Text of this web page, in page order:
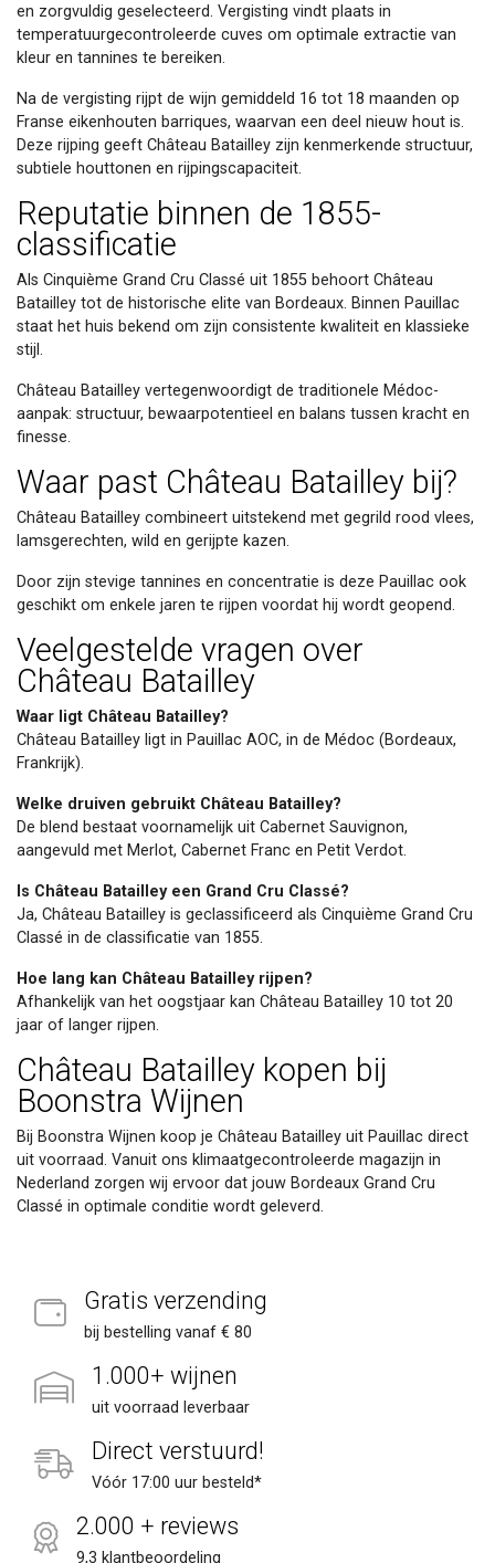
en zorgvuldig geselecteerd. Vergisting vindt plaats in
temperatuurgecontroleerde cuves om optimale extractie van
kleur en tannines te bereiken.
Na de vergisting rijpt de wijn gemiddeld 16 tot 18 maanden op
Franse eikenhouten barriques, waarvan een deel nieuw hout is.
Deze rijping geeft Château Batailley zijn kenmerkende structuur,
subtiele houttonen en rijpingscapaciteit.
Reputatie binnen de 1855-
classificatie
Als Cinquième Grand Cru Classé uit 1855 behoort Château
Batailley tot de historische elite van Bordeaux. Binnen Pauillac
staat het huis bekend om zijn consistente kwaliteit en klassieke
stijl.
Château Batailley vertegenwoordigt de traditionele Médoc-
aanpak: structuur, bewaarpotentieel en balans tussen kracht en
finesse.
Waar past Château Batailley bij?
Château Batailley combineert uitstekend met gegrild rood vlees,
lamsgerechten, wild en gerijpte kazen.
Door zijn stevige tannines en concentratie is deze Pauillac ook
geschikt om enkele jaren te rijpen voordat hij wordt geopend.
Veelgestelde vragen over
Château Batailley
Waar ligt Château Batailley?
Château Batailley ligt in Pauillac AOC, in de Médoc (Bordeaux,
Frankrijk).
Welke druiven gebruikt Château Batailley?
De blend bestaat voornamelijk uit Cabernet Sauvignon,
aangevuld met Merlot, Cabernet Franc en Petit Verdot.
Is Château Batailley een Grand Cru Classé?
Ja, Château Batailley is geclassificeerd als Cinquième Grand Cru
Classé in de classificatie van 1855.
Hoe lang kan Château Batailley rijpen?
Afhankelijk van het oogstjaar kan Château Batailley 10 tot 20
jaar of langer rijpen.
Château Batailley kopen bij
Boonstra Wijnen
Bij Boonstra Wijnen koop je Château Batailley uit Pauillac direct
uit voorraad. Vanuit ons klimaatgecontroleerde magazijn in
Nederland zorgen wij ervoor dat jouw Bordeaux Grand Cru
Classé in optimale conditie wordt geleverd.
Gratis verzending
bij bestelling vanaf € 80
1.000+ wijnen
uit voorraad leverbaar
Direct verstuurd!
Vóór 17:00 uur besteld*
2.000 + reviews
9,3 klantbeoordeling